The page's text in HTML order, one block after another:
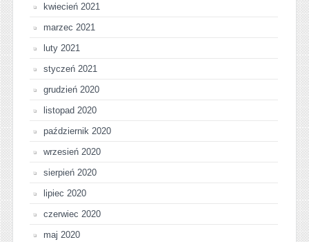
kwiecień 2021
marzec 2021
luty 2021
styczeń 2021
grudzień 2020
listopad 2020
październik 2020
wrzesień 2020
sierpień 2020
lipiec 2020
czerwiec 2020
maj 2020